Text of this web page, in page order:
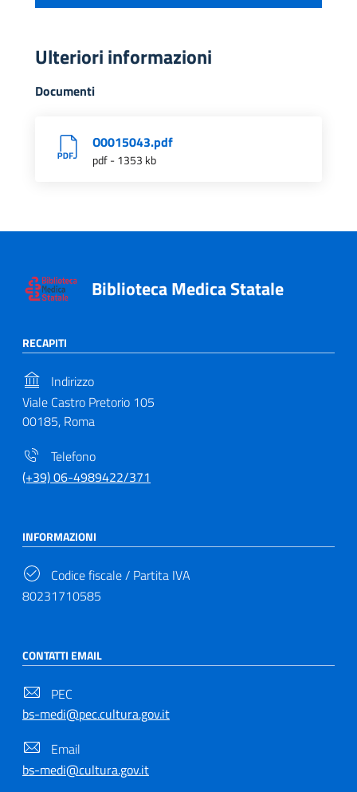
Ulteriori informazioni
Documenti
O0015043.pdf
pdf - 1353 kb
Biblioteca Medica Statale
RECAPITI
Indirizzo
Viale Castro Pretorio 105
00185, Roma
Telefono
(+39) 06-4989422/371
INFORMAZIONI
Codice fiscale / Partita IVA
80231710585
CONTATTI EMAIL
PEC
bs-medi@pec.cultura.gov.it
Email
bs-medi@cultura.gov.it